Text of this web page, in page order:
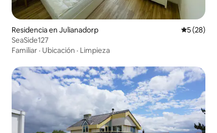
Residencia en Julianadorp
5 (28)
SeaSide127
Familiar · Ubicación · Limpieza